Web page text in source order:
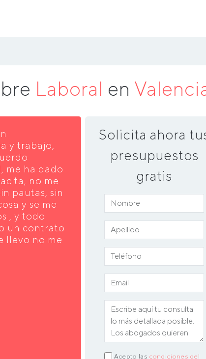
Laboral en
y trabajo,
me ha dado
no me
pautas, sin
y se me
, y todo
un contrato
llevo no me
Solicita ahora
presupuestos
gratis
Acepto las condiciones del